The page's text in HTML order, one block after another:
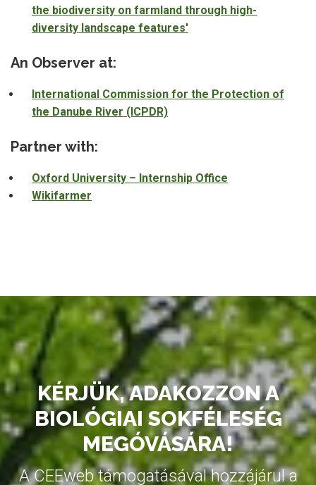
the biodiversity on farmland through high-
diversity landscape features'
An Observer at:
International Commission for the Protection of
the Danube River (ICPDR)
Partner with:
Oxford University – Internship Office
Wikifarmer
KÉRJÜK, ADAKOZZON A
BIOLÓGIAI SOKFÉLESÉG
MEGÓVÁSÁRA!
A CEEweb támogatásával hozzájárul a